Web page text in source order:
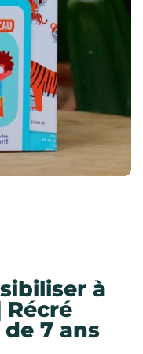
suivante
à
7 ans